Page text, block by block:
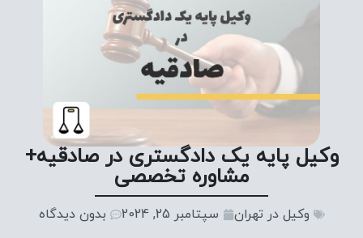
فهرست مطالب و جدول محتوا
برای دریافت مشاوره حقوقی، با وکیل در صادقیه که حرفه‌ای و
قابل اعتماد است تماس بگیرید. وکیل در صادقیه بررسی دقیق
شرایط پرونده شما، می‌تواند مشاوره‌های حقوقی دقیق و متناسب
با شرایطتان ارائه دهد. قوانین و رویه‌های حقوقی، غالباً پیچیده
و مبهم هستند و تسلط بر آنها نیازمند دانش و تخصص حقوقی
عمیقی است و وکیل در صادقیه با اشراف کامل بر قوانین و
مقررات مرتبط با موضوع پرونده شما، می‌تواند بهترین راهکارها را
برای دفاع از حقوق شما ارائه دهد.وکیل در تهرانبا توجه به
تجربه‌های موفق در پرونده‌های قبلی، به خوبی می‌تواند مسیر